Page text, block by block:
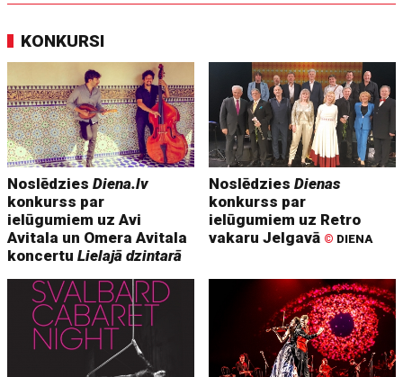
KONKURSI
NoslēdziesDiena.lv
konkurss par
ielūgumiem uz Avi
Avitala un Omera Avitala
koncertuLielajā dzintarā
NoslēdziesDienas
konkurss par
ielūgumiem uz Retro
vakaru Jelgavā © DIENA